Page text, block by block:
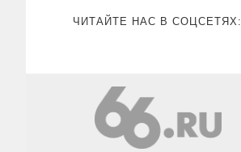
ЧИТАЙТЕ НАС В СОЦСЕТЯХ: